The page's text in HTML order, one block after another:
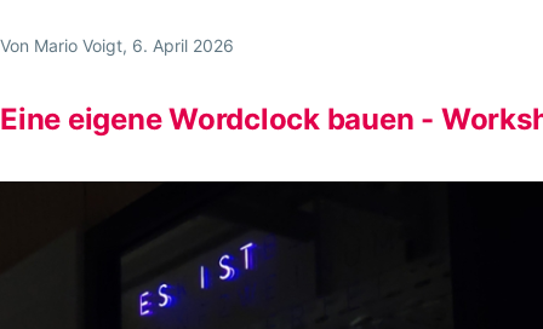
Von Mario Voigt, 6. April 2026
Eine eigene Wordclock bauen -